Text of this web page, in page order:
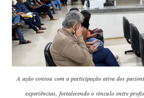
A ação contou com a participação ativa dos
experiências, fortalecendo o vínculo entre